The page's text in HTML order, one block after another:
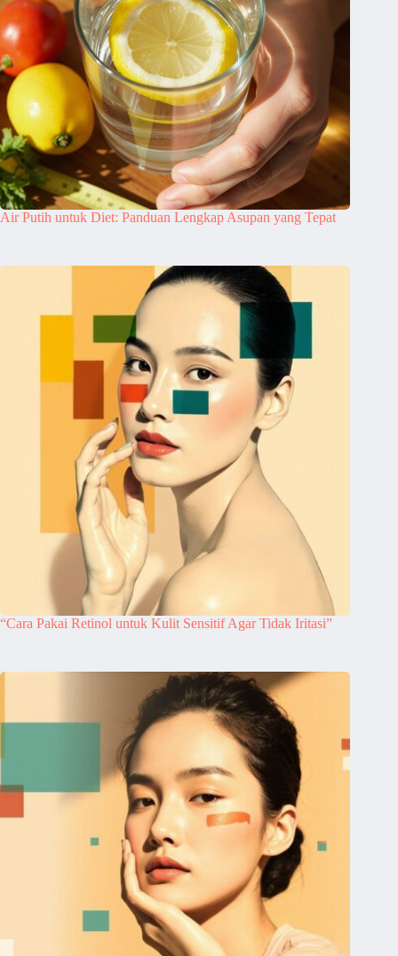
Air Putih untuk Diet: Panduan Lengkap Asupan yang Tepat
“Cara Pakai Retinol untuk Kulit Sensitif Agar Tidak Iritasi”